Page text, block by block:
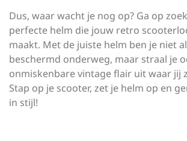
Dus, waar wacht je nog op? Ga op
perfecte helm die jouw retro
maakt. Met de juiste helm ben je niet
beschermd onderweg, maar straal je
onmiskenbare vintage flair uit waar jij
Stap op je scooter, zet je helm op en
in stijl!